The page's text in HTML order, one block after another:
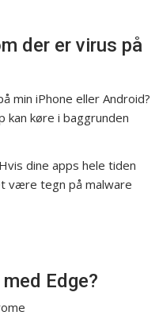
der er virus på
min iPhone eller Android?
kan køre i baggrunden
dine apps hele tiden
være tegn på malware
Edge?